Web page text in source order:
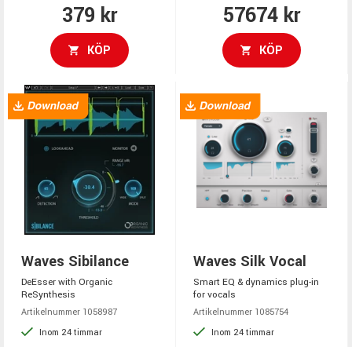
379 kr
KÖP
57674 kr
KÖP
Waves Sibilance
DeEsser with Organic
ReSynthesis
Artikelnummer 1058987
Inom 24 timmar
Waves Silk Vocal
Smart EQ & dynamics plug-in
for vocals
Artikelnummer 1085754
Inom 24 timmar